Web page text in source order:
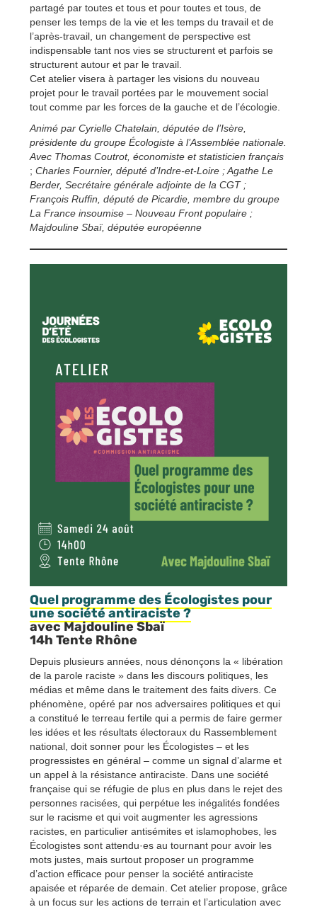
partagé par toutes et tous et pour toutes et tous, de
penser les temps de la vie et les temps du travail et de
l’après-travail, un changement de perspective est
indispensable tant nos vies se structurent et parfois se
structurent autour et par le travail.
Cet atelier visera à partager les visions du nouveau
projet pour le travail portées par le mouvement social
tout comme par les forces de la gauche et de l’écologie.
Animé par Cyrielle Chatelain, députée de l’Isère,
présidente du groupe Écologiste à l’Assemblée nationale.
Avec Thomas Coutrot, économiste et statisticien français
; Charles Fournier, député d’Indre-et-Loire ; Agathe Le
Berder, Secrétaire générale adjointe de la CGT ;
François Ruffin, député de Picardie, membre du groupe
La France insoumise – Nouveau Front populaire ;
Majdouline Sbaï, députée européenne
Quel programme des Écologistes pour
une société antiraciste ?
avec Majdouline Sbaï
14h Tente Rhône
Depuis plusieurs années, nous dénonçons la « libération
de la parole raciste » dans les discours politiques, les
médias et même dans le traitement des faits divers. Ce
phénomène, opéré par nos adversaires politiques et qui
a constitué le terreau fertile qui a permis de faire germer
les idées et les résultats électoraux du Rassemblement
national, doit sonner pour les Écologistes – et les
progressistes en général – comme un signal d’alarme et
un appel à la résistance antiraciste. Dans une société
française qui se réfugie de plus en plus dans le rejet des
personnes racisées, qui perpétue les inégalités fondées
sur le racisme et qui voit augmenter les agressions
racistes, en particulier antisémites et islamophobes, les
Écologistes sont attendu·es au tournant pour avoir les
mots justes, mais surtout proposer un programme
d’action efficace pour penser la société antiraciste
apaisée et réparée de demain. Cet atelier propose, grâce
à un focus sur les actions de terrain et l’articulation avec